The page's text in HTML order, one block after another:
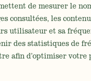
de mesurer le
consultées, les
utilisateur et sa
des statistiques de
afin d’optimiser votre